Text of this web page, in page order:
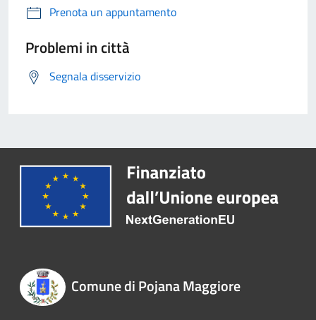
Prenota un appuntamento
Problemi in città
Segnala disservizio
Comune di Pojana Maggiore